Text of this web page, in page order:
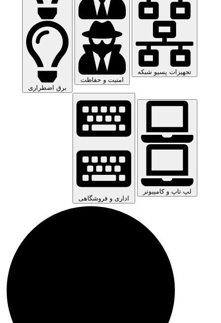
تجهیزات پسیو شبکه
امنیت و حفاظت
برق اضطراری
لپ تاپ و کامپیوتر
اداری و فروشگاهی